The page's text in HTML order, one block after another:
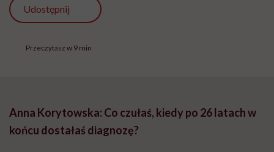
Udostępnij
Przeczytasz w 9 min
Anna Korytowska: Co czułaś, kiedy po 26 latach w
końcu dostałaś diagnozę?